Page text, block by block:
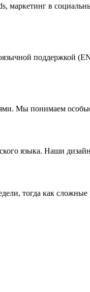
в
поддержкой
Мы понимаем
языка. Наши
тогда как